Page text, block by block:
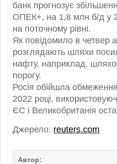
банк прогнозує
ОПЕК+, на 1,8 млн б/д у
на поточному рівні.
Як повідомило в четвер
розглядають шляхи
нафту, наприклад,
порогу.
Росія обійшла
2022 році,
ЄС і Великобританія
Джерело: reuters.com
Автор: